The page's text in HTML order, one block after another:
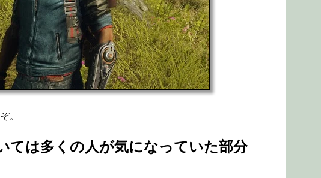
。
ては多くの人が気になっていた部分